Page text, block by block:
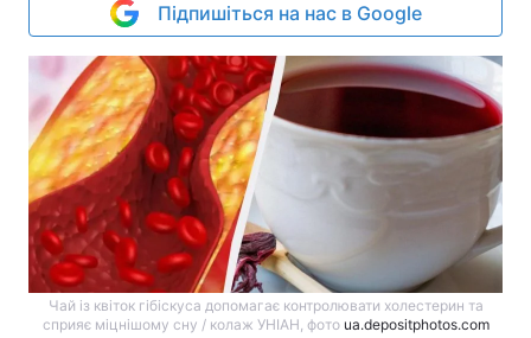
Підпишіться на нас в Google
Чай із квіток гібіскуса допомагає контролювати холестерин та
сприяє міцнішому сну / колаж УНІАН, фото ua.depositphotos.com